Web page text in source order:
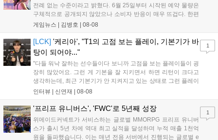
전례 없는 수준이라고 밝혔다. 6월 25일부터 시작된 예약 물량은
구체적으로 공개되지 않았으나 소비자 반응이 매우 뜨겁다. 한편
11월 19일 PS5와 Xbox 시리즈 X|S로 정식 출시될 예정이며, 록
상 'Grand Theft Auto VI: An Extended Look'을 최초 공개할 계획
이다....
게임뉴스 | 김병호 | 08-08
[LCK] '케리아', "T1의 고점 보는 플레이, 기본기가 바
탕이 되어야..."
"다들 워낙 잘하는 선수들이다 보니까 고점을 보는 플레이들이 굉
장히 많았어요. 그런 게 기본을 잘 지키면서 하면 리턴이 크다고
생각하는데, 최근 기본기가 안 지켜지고 있는 상태로 그런 플레이
를 추구하다 보니까 팀적으로 안 좋은 사고가 계속 많이 났던 것
LoL 챔피언스 코리아(LCK)'...
인터뷰 | 신연재 | 08-08
1
'프리프 유니버스', 'FWC'로 5년째 성장
위메이드커넥트가 서비스하는 글로벌 MMORPG 프리프 유니버
스가 출시 5년 차에 역대 최고 실적을 달성하며 누적 매출 1천억
원을 돌파했습니다. 이는 매년 전용 서버에서 진행되는 글로벌 e
1